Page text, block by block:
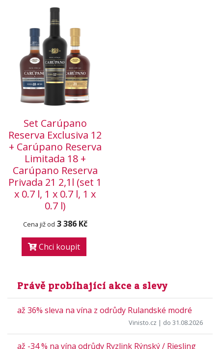
Set Carúpano
Reserva Exclusiva 12
+ Carúpano Reserva
Limitada 18 +
Carúpano Reserva
Privada 21 2,1l (set 1
x 0.7 l, 1 x 0.7 l, 1 x
0.7 l)
Cena již od 3 386 Kč
Chci koupit
Právě probíhající akce a slevy
až 36% sleva na vína z odrůdy Rulandské modré
Vinisto.cz | do 31.08.2026
až -34 % na vína odrůdy Ryzlink Rýnský / Riesling